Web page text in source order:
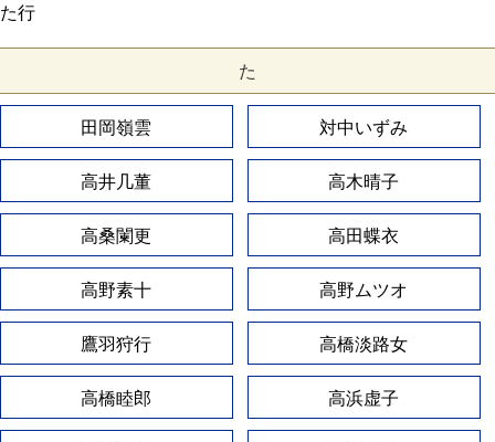
た行
た
田岡嶺雲 対中いずみ
高井几董 高木晴子
高桑闌更 高田蝶衣
高野素十 高野ムツオ
鷹羽狩行 高橋淡路女
高橋睦郎 高浜虚子